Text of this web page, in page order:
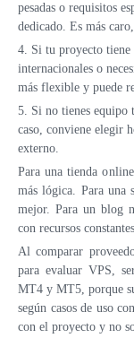
pesadas o requisitos
dedicado. Es más
4. Si tu proyecto tiene
internacionales o
más flexible y puede
5. Si no tienes equipo
caso, conviene elegir
externo.
Para una tienda
más lógica. Para una
mejor. Para un blog
con recursos
Al comparar
para evaluar VPS,
MT4 y MT5, porque
según casos de uso
con el proyecto y no